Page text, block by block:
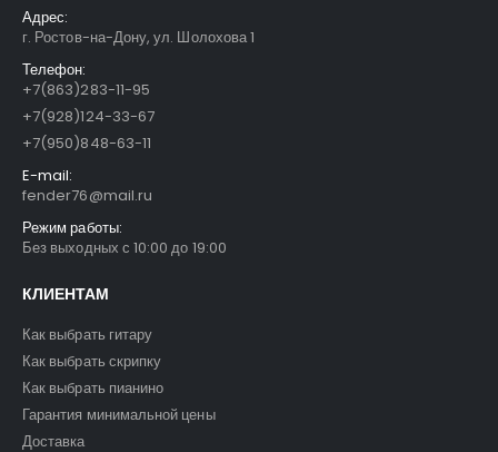
Адрес:
г. Ростов-на-Дону, ул. Шолохова 1
Телефон:
+7(863)283-11-95
+7(928)124-33-67
+7(950)848-63-11
E-mail:
fender76@mail.ru
Режим работы:
Без выходных с 10:00 до 19:00
КЛИЕНТАМ
Как выбрать гитару
Как выбрать скрипку
Как выбрать пианино
Гарантия минимальной цены
Доставка